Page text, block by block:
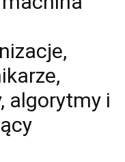
algorytmy i